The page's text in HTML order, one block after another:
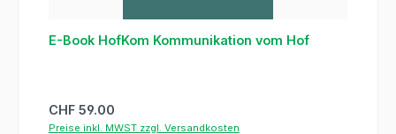
E-Book HofKom Kommunikation vom Hof
Regulärer Preis:
CHF 59.00
Preise inkl. MWST zzgl. Versandkosten